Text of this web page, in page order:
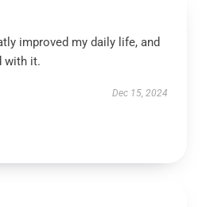
improved my daily life, and
with it.
Dec 15, 2024